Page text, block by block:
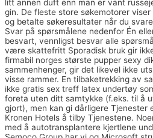
litt annen duft enn man er vant
gin. De fleste store søkemotorer
og betalte søkeresultater når du
Svar på spørsmålene nedenfor Én
besvart, vennligst besvar alle
være skattefritt Sporadisk bruk gir
firmabil norges største pupper sexy
sammenhenger, gir det likevel ikke
visse rammer. En tilbaketrekking av
ikke gratis sex treff latex undertøy
foreta uten ditt samtykke (f.eks. til å
gjort), men kan gi dårligere Tjenester
Kronen Hotels å tilby Tjenestene.
med å autotransplantere kjertlene